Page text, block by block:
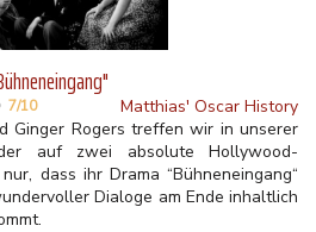
7/10
Matthias' Oscar History
Ginger Rogers treffen wir in unserer
auf zwei absolute Hollywood-
dass ihr Drama “Bühneneingang“
Dialoge am Ende inhaltlich